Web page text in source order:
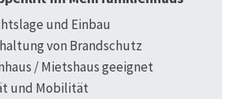
und Einbau
von Brandschutz
/ Mietshaus geeignet
und Mobilität